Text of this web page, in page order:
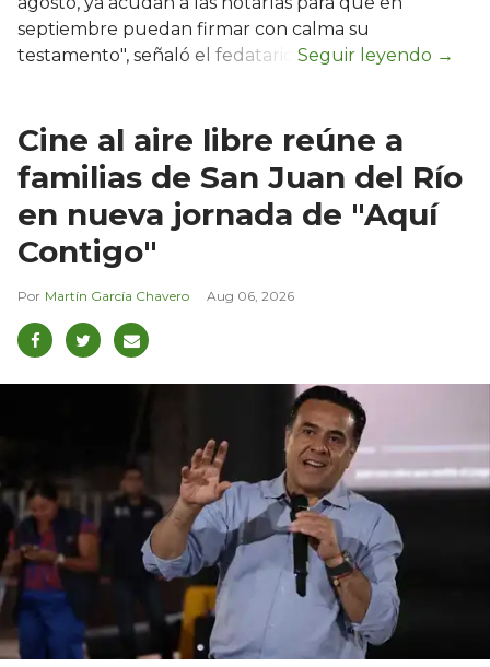
septiembre puedan firmar con calma su
testamento", señaló el fedatario.
Cine al aire libre reúne a
familias de San Juan del Río
en nueva jornada de "Aquí
Contigo"
Martín García Chavero Aug 06, 2026